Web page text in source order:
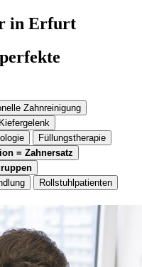
in Erfurt
Zahnreinigung
Füllungstherapie
= Zahnersatz
Rollstuhlpatienten